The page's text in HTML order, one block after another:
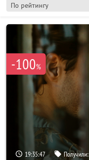
По рейтингу
-100%
19:35:47 Получили: